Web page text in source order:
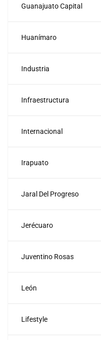
Guanajuato Capital
Huanímaro
Industria
Infraestructura
Internacional
Irapuato
Jaral Del Progreso
Jerécuaro
Juventino Rosas
León
Lifestyle